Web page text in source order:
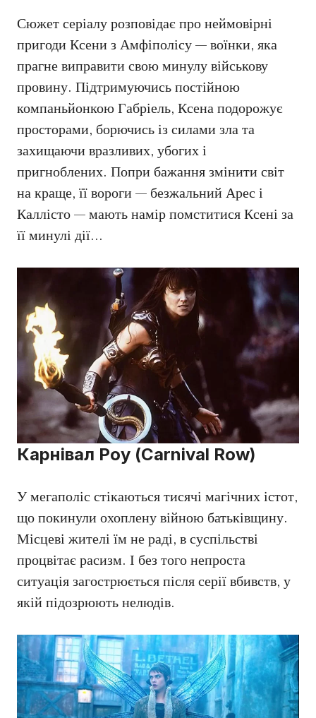
Сюжет серіалу розповідає про неймовірні
пригоди Ксени з Амфіполісу — воїнки, яка
прагне виправити свою минулу військову
провину. Підтримуючись постійною
компаньйонкою Габріель, Ксена подорожує
просторами, борючись із силами зла та
захищаючи вразливих, убогих і
пригноблених. Попри бажання змінити світ
на краще, її вороги — безжальний Арес і
Каллісто — мають намір помститися Ксені за
її минулі дії…
Карнівал Роу (Carnival Row)
У мегаполіс стікаються тисячі магічних істот,
що покинули охоплену війною батьківщину.
Місцеві жителі їм не раді, в суспільстві
процвітає расизм. І без того непроста
ситуація загострюється після серії вбивств, у
якій підозрюють нелюдів.